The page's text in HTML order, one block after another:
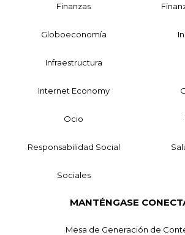
Finanzas
Globoeconomía
Infraestructura
Internet Economy
Ocio
Responsabilidad Social
Sociales
MANTÉNGASE
Mesa de Generación de